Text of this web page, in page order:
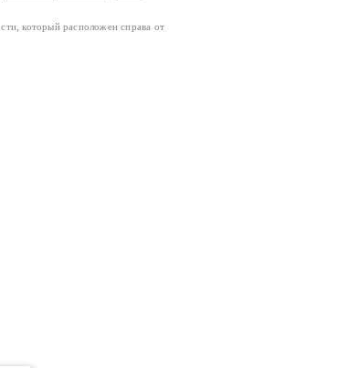
который расположен справа от